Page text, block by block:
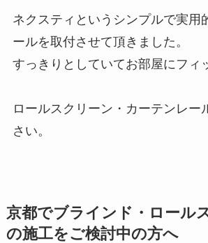
ネクスティというシンプルで実用
ールを取付させて頂きました。
すっきりとしていてお部屋にフィ
ロールスクリーン・カーテンレー
さい。
京都でブラインド・ロール
の施工をご検討中の方へ